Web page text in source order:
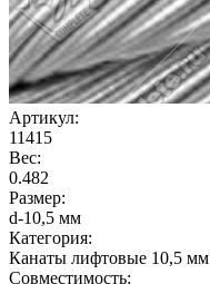
Артикул:
11415
Вес:
0.482
Размер:
d-10,5 мм
Категория:
Канаты лифтовые 10,5 мм
Совместимость: